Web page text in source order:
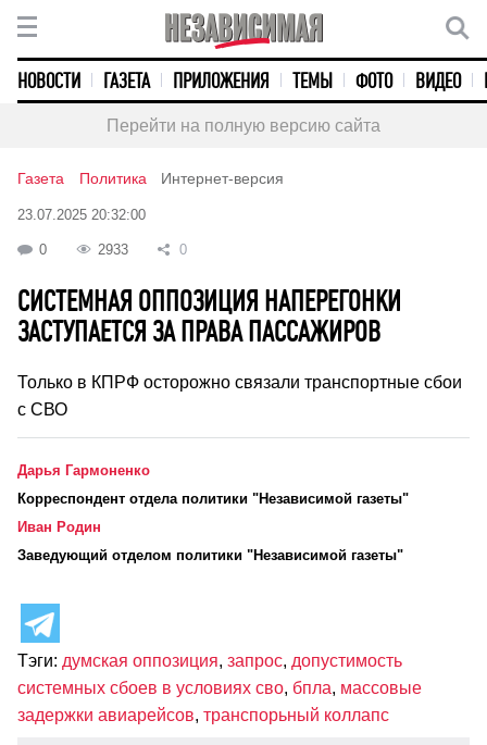
НОВОСТИ ГАЗЕТА ПРИЛОЖЕНИЯ ТЕМЫ ФОТО ВИДЕО
Перейти на полную версию сайта
Газета Политика Интернет-версия
23.07.2025 20:32:00
0 2933 0
СИСТЕМНАЯ ОППОЗИЦИЯ НАПЕРЕГОНКИ
ЗАСТУПАЕТСЯ ЗА ПРАВА ПАССАЖИРОВ
Только в КПРФ осторожно связали транспортные сбои
с СВО
Дарья Гармоненко
Корреспондент отдела политики "Независимой газеты"
Иван Родин
Заведующий отделом политики "Независимой газеты"
Тэги: думская оппозиция, запрос, допустимость
системных сбоев в условиях сво, бпла, массовые
задержки авиарейсов, транспорьный коллапс